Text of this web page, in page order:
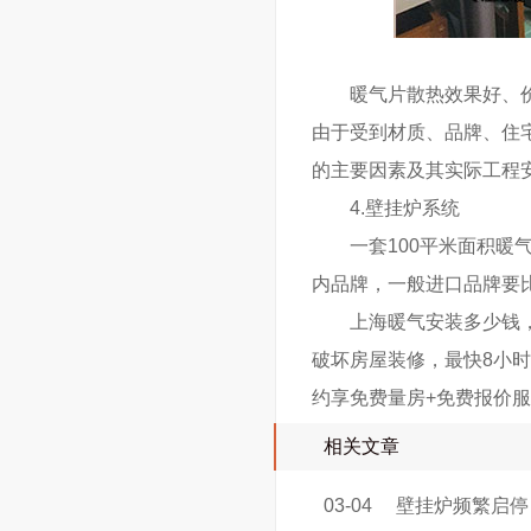
暖气片散热效果好、价
由于受到材质、品牌、住
的主要因素及其实际工程
4.壁挂炉系统
一套100平米面积暖气
内品牌，一般进口品牌要
上海暖气安装多少钱，
破坏房屋装修，最快8小
约享免费量房+免费报价
相关文章
03-04 壁挂炉频繁启